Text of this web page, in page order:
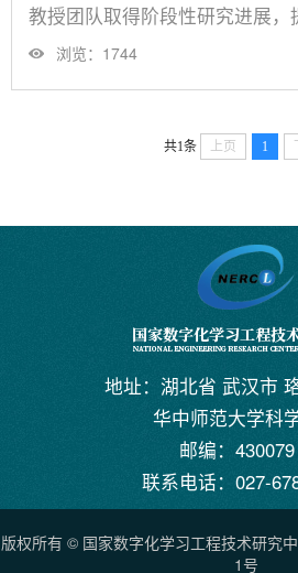
教授团队取得阶段性研究进展，
习规律挖掘方法，能够从自然发
“Automated discovery of
在线发表。认知......
浏览： 1744
共1条 上页 1
地址：湖北省 武汉市
华中师范大学科
邮编：
联系电话：027-
版权所有 © 国家数字化学习工程技术研究
1号